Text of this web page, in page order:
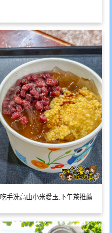
手洗高山小米愛玉,下午茶推薦